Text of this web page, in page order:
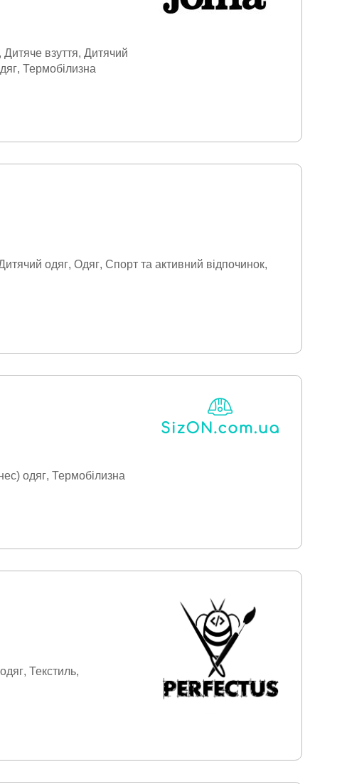
Дитяче взуття Дитячий
Термобілизна
одяг Одяг Спорт та активний відпочинок
одяг Термобілизна
Текстиль